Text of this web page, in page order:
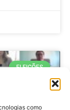
como
ELEIÇÕES